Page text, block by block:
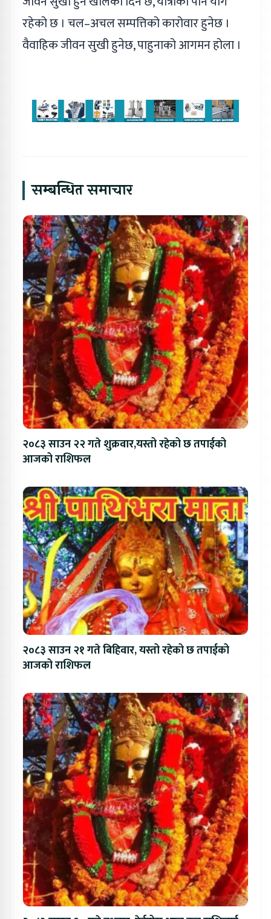
रहेको छ । चल–अचल सम्पत्तिको कारोवार हुनेछ ।
वैवाहिक जीवन सुखी हुनेछ, पाहुनाको आगमन होला ।
सम्बन्धित समाचार
२०८३ साउन २२ गते शुक्रवार,यस्तो रहेको छ तपाईको
आजको राशिफल
२०८३ साउन २१ गते बिहिवार, यस्तो रहेको छ तपाईको
आजको राशिफल